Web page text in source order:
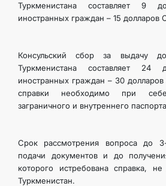
Туркменистана составляет 9
иностранных граждан – 15 долларов
Консульский сбор за выдачу
Туркменистана составляет
иностранных граждан – 30
справки необходимо при
заграничного и внутреннего
Срок рассмотрения вопроса до
подачи документов и до
которого истребована справка,
Туркменистан.